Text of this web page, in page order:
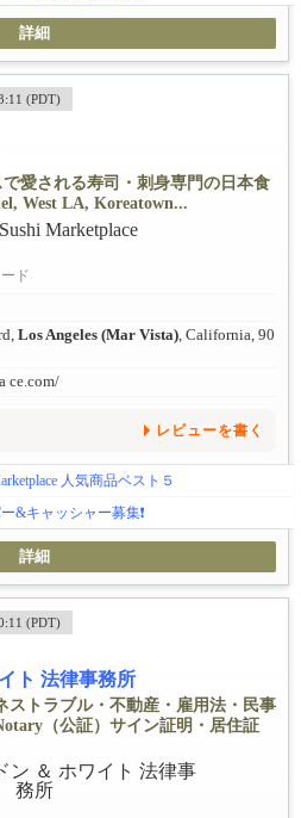
詳細
(PDT)
愛される寿司・刺身専門の日本食
West LA, Koreatown...
ド
Los Angeles (Mar Vista), California, 90
ce.com/
レビューを書く
人気商品ベスト５
&キャッシャー募集❗️
詳細
(PDT)
ト 法律事務所
ストラブル・不動産・雇用法・民事
（公証）サイン証明・居住証